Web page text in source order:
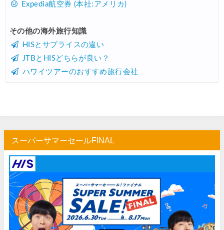
Expedia航空券 (本社:アメリカ)
その他の海外旅行知識
HISとサプライスの違い
JTBとHISどちらが良い？
ハワイツアーのおすすめ旅行会社
スーパーサマーセールFINAL